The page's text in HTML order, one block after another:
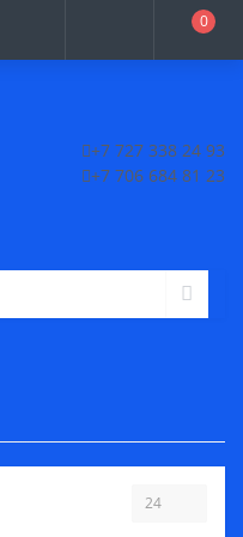
0
+7 727 338 24 93
+7 706 684 81 23